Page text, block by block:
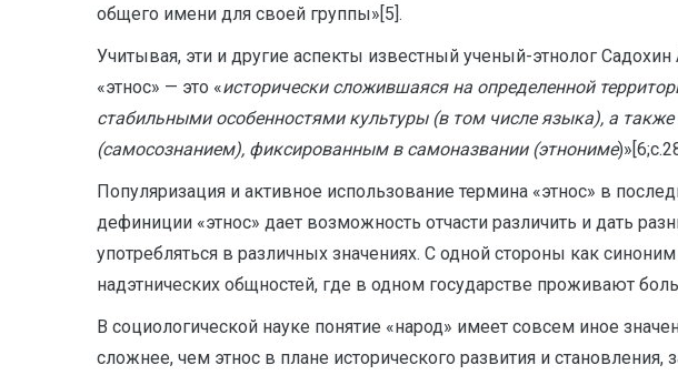
общего имени для своей группы»[5].
Учитывая, эти и другие аспекты известный ученый-этнолог
«этнос» — это «исторически сложившаяся на определенной
стабильными особенностями культуры (в том числе языка), а
(самосознанием), фиксированным в самоназвании (этнониме
Популяризация и активное использование термина «этнос» в
дефиниции «этнос» дает возможность отчасти различить и дать
употребляться в различных значениях. С одной стороны как
надэтнических общностей, где в одном государстве проживают
В социологической науке понятие «народ» имеет совсем иное
сложнее, чем этнос в плане исторического развития и становления,